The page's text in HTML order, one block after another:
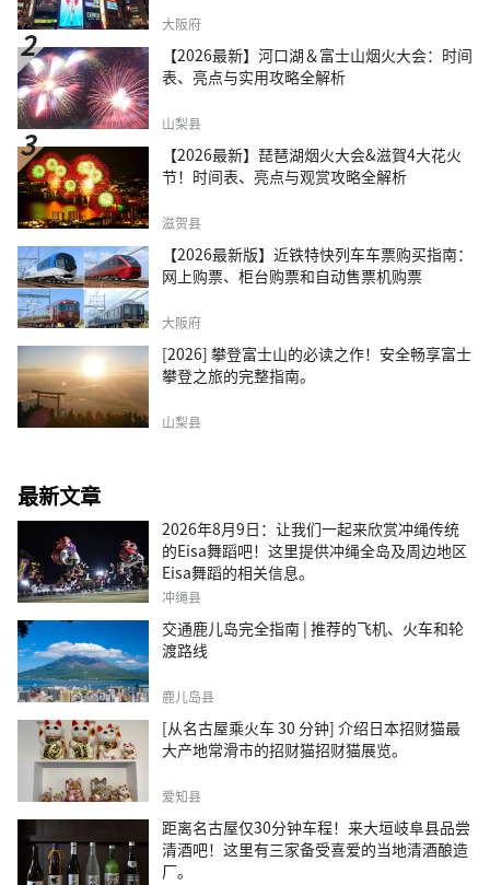
大阪府
【2026最新】河口湖＆富士山烟火大会：时间
表、亮点与实用攻略全解析
山梨县
【2026最新】琵琶湖烟火大会&滋賀4大花火
节！时间表、亮点与观赏攻略全解析
滋贺县
【2026最新版】近铁特快列车车票购买指南：
网上购票、柜台购票和自动售票机购票
大阪府
[2026] 攀登富士山的必读之作！安全畅享富士
攀登之旅的完整指南。
山梨县
最新文章
2026年8月9日：让我们一起来欣赏冲绳传统
的Eisa舞蹈吧！这里提供冲绳全岛及周边地区
Eisa舞蹈的相关信息。
冲绳县
交通鹿儿岛完全指南 | 推荐的飞机、火车和轮
渡路线
鹿儿岛县
[从名古屋乘火车 30 分钟] 介绍日本招财猫最
大产地常滑市的招财猫招财猫展览。
爱知县
距离名古屋仅30分钟车程！来大垣岐阜县品尝
清酒吧！这里有三家备受喜爱的当地清酒酿造
厂。